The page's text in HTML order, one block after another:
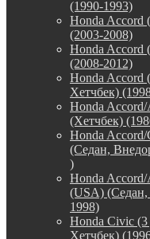
(1990-1993)
Honda Accord
(2003-2008)
Honda Accord
(2008-2012)
Honda Accord
Хетчбек)
Honda Accord/
(Хетчбек)
Honda
(Седан,
)
Honda
(USA)
1998)
Honda Civic
Хетчбек)